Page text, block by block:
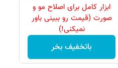
ابزار کامل برای اصلاح مو و
صورت (قیمت رو ببینی باور
نمیکنی!)
باتخفیف بخر